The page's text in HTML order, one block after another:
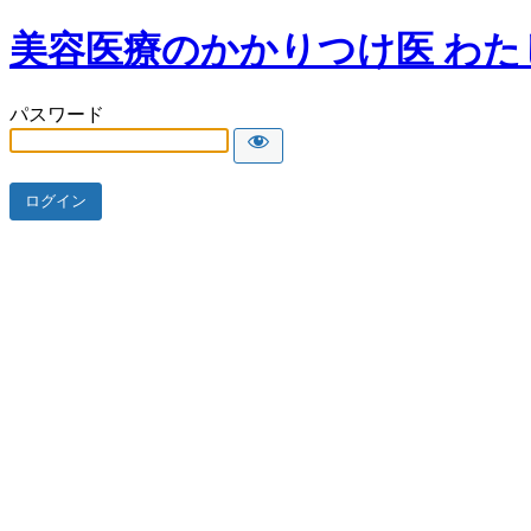
美容医療のかかりつけ医 わ
パスワード